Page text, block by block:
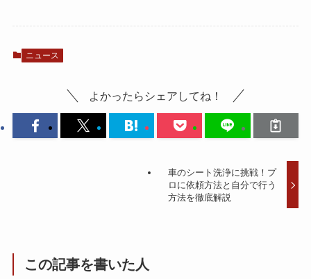
ニュース
よかったらシェアしてね！
車のシート洗浄に挑戦！プ
ロに依頼方法と自分で行う
方法を徹底解説
この記事を書いた人